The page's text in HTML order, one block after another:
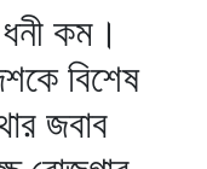
কম।
বিশেষ
জবাব